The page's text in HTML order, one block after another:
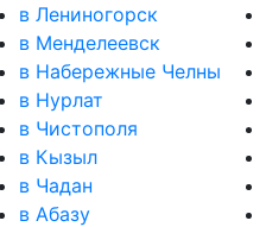
в Лениногорск
в Менделеевск
в Набережные Челны
в Нурлат
в Чистополя
в Кызыл
в Чадан
в Абазу